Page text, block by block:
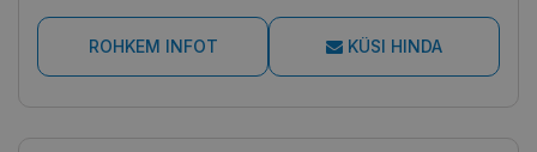
ROHKEM INFOT KÜSI HINDA